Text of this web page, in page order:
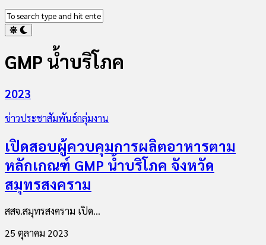
GMP น้ำบริโภค
2023
ข่าวประชาสัมพันธ์กลุ่มงาน
เปิดสอบผู้ควบคุมการผลิตอาหารตาม
หลักเกณฑ์ GMP น้ำบริโภค จังหวัด
สมุทรสงคราม
สสจ.สมุทรสงคราม เปิด...
25 ตุลาคม 2023